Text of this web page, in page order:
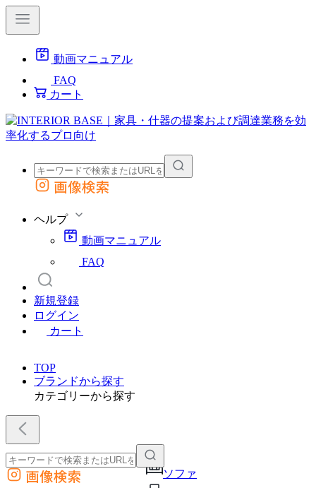
動画マニュアル
FAQ
カート
外部サイトの商品をカートに追加
画像検索
ヘルプ
動画マニュアル
FAQ
新規登録
ログイン
カート
TOP
ブランドから探す
カテゴリーから探す
ソファ
外部サイトの商品をカートに追加
画像検索